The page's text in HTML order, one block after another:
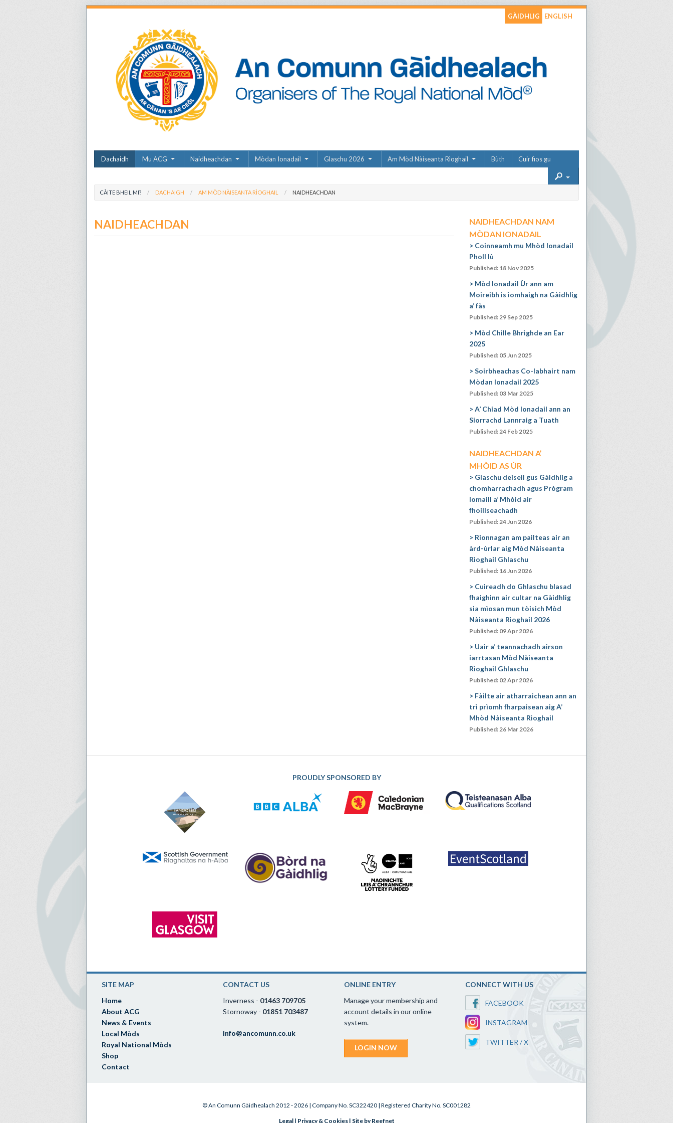
GÀIDHLIG ENGLISH
Dachaidh Mu ACG Naidheachdan Mòdan Ionadail Glaschu 2026 Am Mòd Nàiseanta Rìoghail Bùth Cuir fios gu
CÀITE BHEIL MI? DACHAIGH AM MÒD NÀISEANTA RÌOGHAIL NAIDHEACHDAN
NAIDHEACHDAN
NAIDHEACHDAN NAM
MÒDAN IONADAIL
Coinneamh mu Mhòd Ionadail
Pholl Iù
Published: 18 Nov 2025
Mòd Ionadail Ùr ann am
Moireibh is ìomhaigh na Gàidhlig
a’ fàs
Published: 29 Sep 2025
Mòd Chille Bhrìghde an Ear
2025
Published: 05 Jun 2025
Soirbheachas Co-labhairt nam
Mòdan Ionadail 2025
Published: 03 Mar 2025
A’ Chiad Mòd Ionadail ann an
Siorrachd Lannraig a Tuath
Published: 24 Feb 2025
NAIDHEACHDAN A’
MHÒID AS ÙR
Glaschu deiseil gus Gàidhlig a
chomharrachadh agus Prògram
Iomaill a’ Mhòid air
fhoillseachadh
Published: 24 Jun 2026
Rionnagan am pailteas air an
àrd-ùrlar aig Mòd Nàiseanta
Rìoghail Ghlaschu
Published: 16 Jun 2026
Cuireadh do Ghlaschu blasad
fhaighinn air cultar na Gàidhlig
sia mìosan mun tòisich Mòd
Nàiseanta Rìoghail 2026
Published: 09 Apr 2026
Uair a’ teannachadh airson
iarrtasan Mòd Nàiseanta
Rìoghail Ghlaschu
Published: 02 Apr 2026
Fàilte air atharraichean ann an
trì prìomh fharpaisean aig A’
Mhòd Nàiseanta Rìoghail
Published: 26 Mar 2026
PROUDLY SPONSORED BY
SITE MAP
Home
About ACG
News & Events
Local Mòds
Royal National Mòds
Shop
Contact
CONTACT US
Inverness - 01463 709705
Stornoway - 01851 703487
info@ancomunn.co.uk
ONLINE ENTRY
Manage your membership and
account details in our online
system.
LOGIN NOW
CONNECT WITH US
FACEBOOK
INSTAGRAM
TWITTER / X
© An Comunn Gàidhealach 2012 - 2026 | Company No. SC322420 | Registered Charity No. SC001282
Legal| Privacy & Cookies| Site by Reefnet